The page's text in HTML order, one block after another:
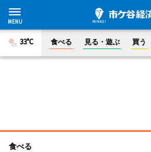
33°C 食べる 見る・遊ぶ 買う
食べる